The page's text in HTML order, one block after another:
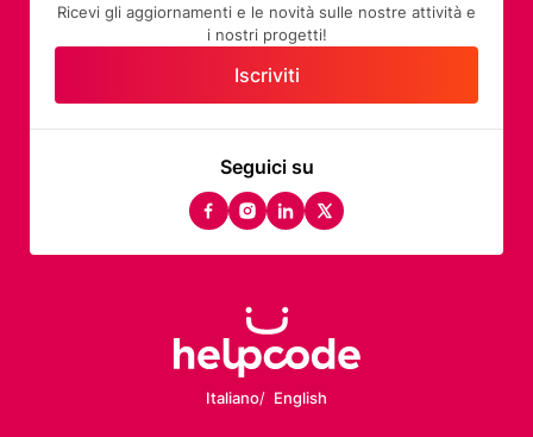
Seguici su
facebook
instagram
linkedin
twitter
Ricevi gli aggiornamenti e le novità sulle nostre attività e
i nostri progetti!
Iscriviti
Italiano English